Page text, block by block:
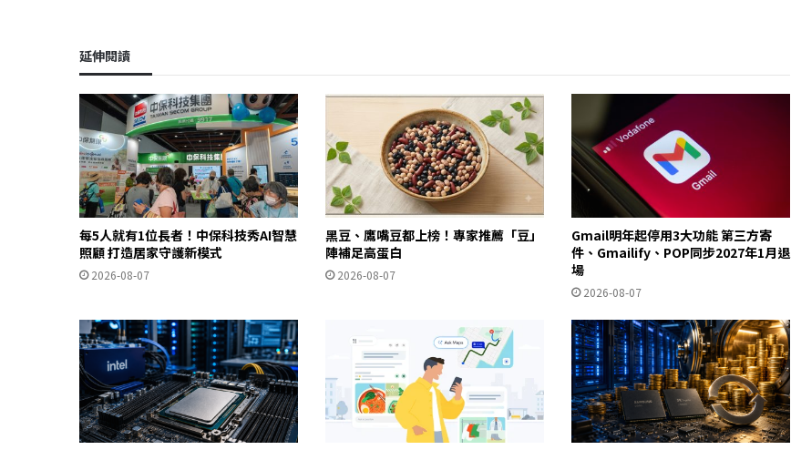
延伸閱讀
每5人就有1位長者！中保科技秀AI智慧
照顧 打造居家守護新模式
2026-08-07
黑豆、鷹嘴豆都上榜！專家推薦「豆」
陣補足高蛋白
2026-08-07
Gmail明年起停用3大功能 第三方寄
件、Gmailify、POP同步2027年1月退
場
2026-08-07